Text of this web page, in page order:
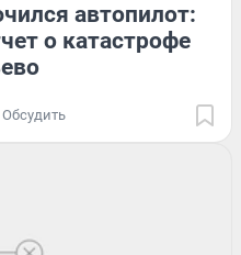
автопилот:
о катастрофе
Обсудить